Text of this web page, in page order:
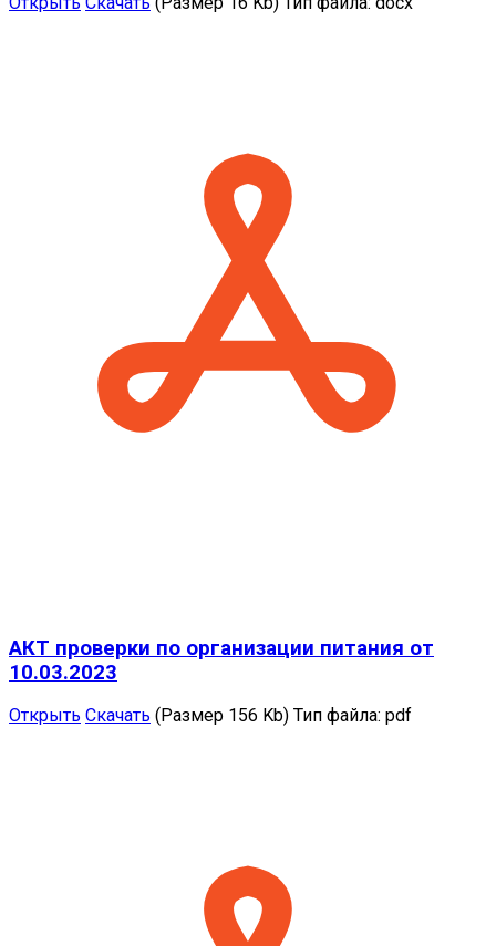
АКТ проверки по организации питания от
10.03.2023
Открыть Скачать (Размер 156 Kb) Тип файла: pdf